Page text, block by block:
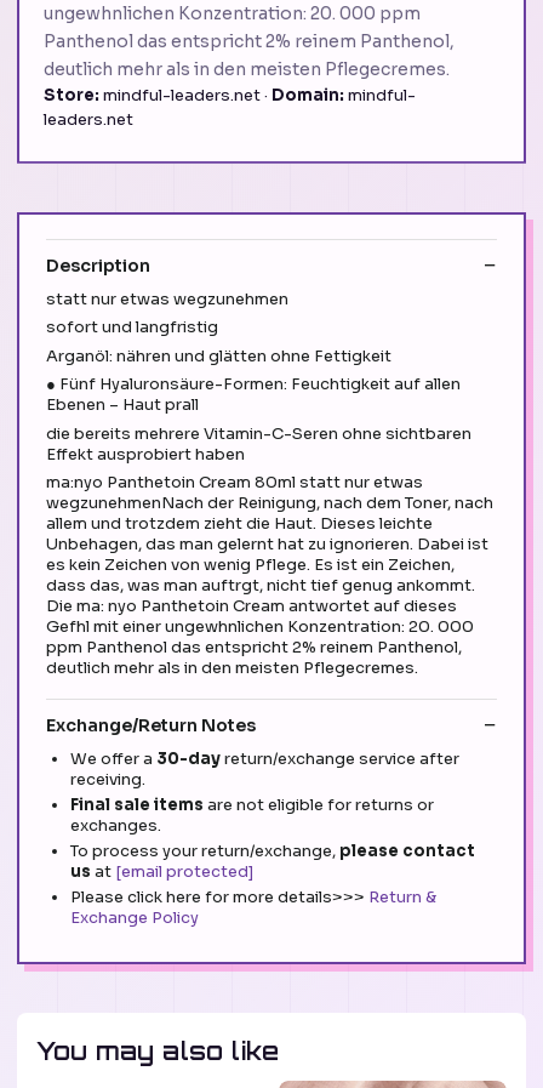
ungewhnlichen Konzentration: 20. 000 ppm
Panthenol das entspricht 2% reinem Panthenol,
deutlich mehr als in den meisten Pflegecremes.
Store: mindful-leaders.net · Domain: mindful-
leaders.net
Description
statt nur etwas wegzunehmen
sofort und langfristig
Arganöl: nähren und glätten ohne Fettigkeit
● Fünf Hyaluronsäure-Formen: Feuchtigkeit auf allen
Ebenen – Haut prall
die bereits mehrere Vitamin-C-Seren ohne sichtbaren
Effekt ausprobiert haben
ma:nyo Panthetoin Cream 80ml statt nur etwas
wegzunehmenNach der Reinigung, nach dem Toner, nach
allem und trotzdem zieht die Haut. Dieses leichte
Unbehagen, das man gelernt hat zu ignorieren. Dabei ist
es kein Zeichen von wenig Pflege. Es ist ein Zeichen,
dass das, was man auftrgt, nicht tief genug ankommt.
Die ma: nyo Panthetoin Cream antwortet auf dieses
Gefhl mit einer ungewhnlichen Konzentration: 20. 000
ppm Panthenol das entspricht 2% reinem Panthenol,
deutlich mehr als in den meisten Pflegecremes.
Exchange/Return Notes
We offer a 30-dayreturn/exchange service after
receiving.
Final sale items are not eligible for returns or
exchanges.
To process your return/exchange, please contact
us at [email protected]
Please click here for more details>>> Return &
Exchange Policy
You may also like